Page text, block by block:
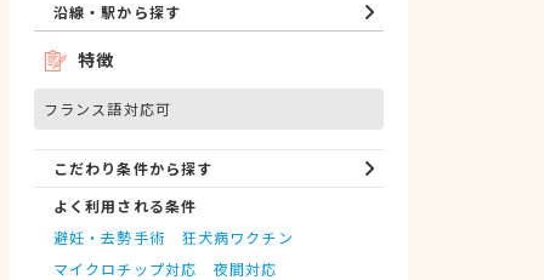
沿線・駅から探す
特徴
フランス語対応可
こだわり条件から探す
よく利用される条件
避妊・去勢手術
狂犬病ワクチン
マイクロチップ対応
夜間対応